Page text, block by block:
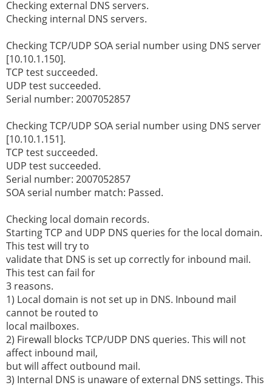
Checking external DNS servers.
Checking internal DNS servers.
Checking TCP/UDP SOA serial number using DNS server
[10.10.1.150].
TCP test succeeded.
UDP test succeeded.
Serial number: 2007052857
Checking TCP/UDP SOA serial number using DNS server
[10.10.1.151].
TCP test succeeded.
UDP test succeeded.
Serial number: 2007052857
SOA serial number match: Passed.
Checking local domain records.
Starting TCP and UDP DNS queries for the local domain.
This test will try to
validate that DNS is set up correctly for inbound mail.
This test can fail for
3 reasons.
1) Local domain is not set up in DNS. Inbound mail
cannot be routed to
local mailboxes.
2) Firewall blocks TCP/UDP DNS queries. This will not
affect inbound mail,
but will affect outbound mail.
3) Internal DNS is unaware of external DNS settings. This